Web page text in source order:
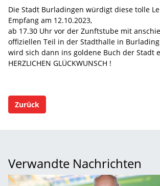
Die Stadt Burladingen würdigt diese tolle
Empfang am 12.10.2023,
ab 17.30 Uhr vor der Zunftstube mit
offiziellen Teil in der Stadthalle in
wird sich dann ins goldene Buch der Stadt
HERZLICHEN GLÜCKWUNSCH !
Zurück
Verwandte Nachrichten